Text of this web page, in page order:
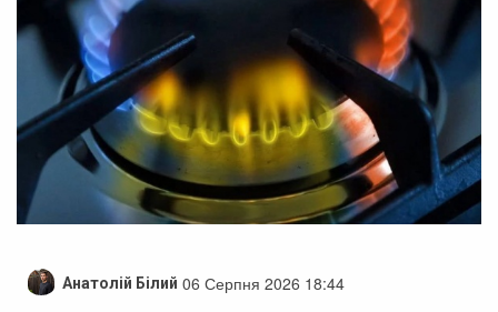
Анатолій Білий 06 Серпня 2026 18:44